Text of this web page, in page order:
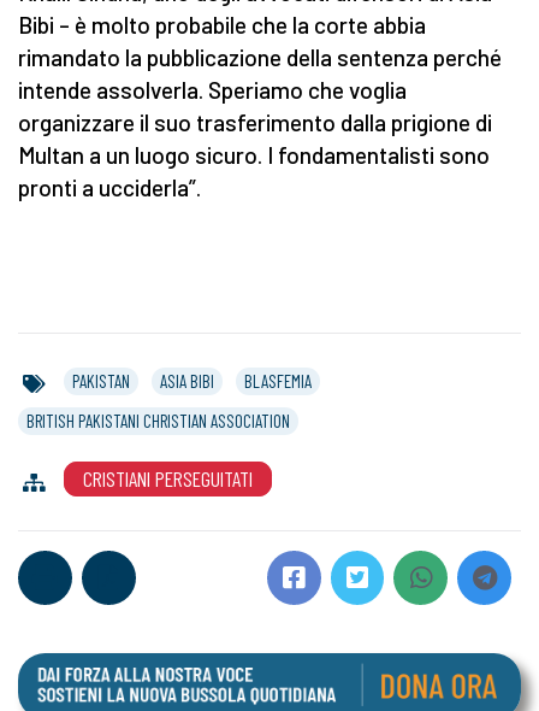
Bibi – è molto probabile che la corte abbia
rimandato la pubblicazione della sentenza perché
intende assolverla. Speriamo che voglia
organizzare il suo trasferimento dalla prigione di
Multan a un luogo sicuro. I fondamentalisti sono
pronti a ucciderla”.
PAKISTAN ASIA BIBI
BLASFEMIA
BRITISH PAKISTANI CHRISTIAN ASSOCIATION
CRISTIANI PERSEGUITATI